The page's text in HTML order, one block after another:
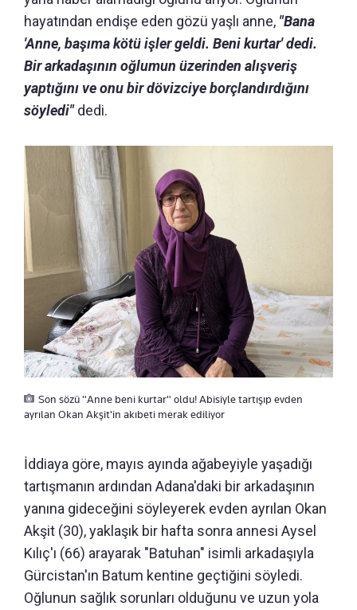
hayatından endişe eden gözü yaşlı anne, "Bana
'Anne, başıma kötü işler geldi. Beni kurtar' dedi.
Bir arkadaşının oğlumun üzerinden alışveriş
yaptığını ve onu bir dövizciye borçlandırdığını
söyledi"dedi.
Son sözü "Anne beni kurtar" oldu! Abisiyle tartışıp evden
ayrılan Okan Akşit'in akıbeti merak ediliyor
İddiaya göre, mayıs ayında ağabeyiyle yaşadığı
tartışmanın ardından Adana'daki bir arkadaşının
yanına gideceğini söyleyerek evden ayrılan Okan
Akşit (30), yaklaşık bir hafta sonra annesi Aysel
Kılıç'ı (66) arayarak "Batuhan" isimli arkadaşıyla
Gürcistan'ın Batum kentine geçtiğini söyledi.
Oğlunun sağlık sorunları olduğunu ve uzun yola